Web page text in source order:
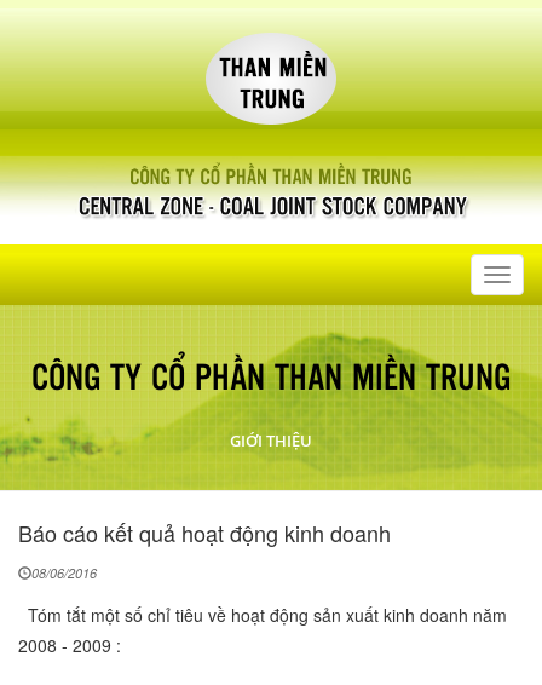
CÔNG TY CỔ PHẦN THAN MIỀN TRUNG
GIỚI THIỆU
Báo cáo kết quả hoạt động kinh doanh
08/06/2016
Tóm tắt một số chỉ tiêu về hoạt động sản xuất kinh doanh năm
2008 - 2009 :